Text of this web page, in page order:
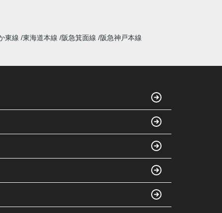
東線 東海道本線 阪急箕面線 阪急神戸本線